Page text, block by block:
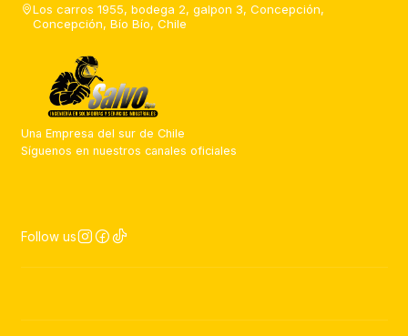
Los carros 1955, bodega 2, galpon 3, Concepción,
Concepción, Bío Bío, Chile
Una Empresa del sur de Chile
Síguenos en nuestros canales oficiales
Follow us